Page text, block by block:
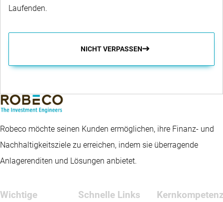
Laufenden.
NICHT VERPASSEN
Robeco möchte seinen Kunden ermöglichen, ihre Finanz- und
Nachhaltigkeitsziele zu erreichen, indem sie überragende
Anlagerenditen und Lösungen anbietet.
Wichtige
Schnelle Links